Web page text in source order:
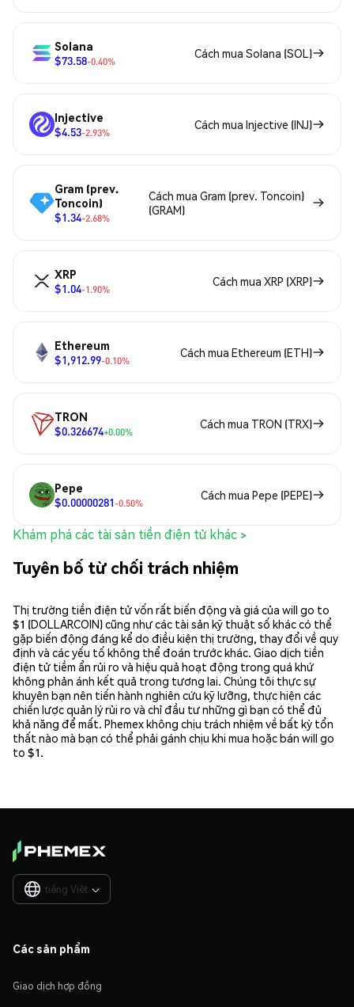
Solana
$73.58-0.40%
Cách mua Solana (SOL)
Injective
$4.53-2.93%
Cách mua Injective (INJ)
Gram (prev.
Toncoin)
$1.34-2.68%
Cách mua Gram (prev. Toncoin)
(GRAM)
XRP
$1.04-1.90%
Cách mua XRP (XRP)
Ethereum
$1,912.99-0.10%
Cách mua Ethereum (ETH)
TRON
$0.326674+0.00%
Cách mua TRON (TRX)
Pepe
$0.00000281-0.50%
Cách mua Pepe (PEPE)
Khám phá các tài sản tiền điện tử khác >
Tuyên bố từ chối trách nhiệm
Thị trường tiền điện tử vốn rất biến động và giá của will go to
$1 (DOLLARCOIN) cũng như các tài sản kỹ thuật số khác có thể
gặp biến động đáng kể do điều kiện thị trường, thay đổi về quy
định và các yếu tố không thể đoán trước khác. Giao dịch tiền
điện tử tiềm ẩn rủi ro và hiệu quả hoạt động trong quá khứ
không phản ánh kết quả trong tương lai. Chúng tôi thực sự
khuyên bạn nên tiến hành nghiên cứu kỹ lưỡng, thực hiện các
chiến lược quản lý rủi ro và chỉ đầu tư những gì bạn có thể đủ
khả năng để mất. Phemex không chịu trách nhiệm về bất kỳ tổn
thất nào mà bạn có thể phải gánh chịu khi mua hoặc bán will go
to $1.
tiếng Việt 
Các sản phẩm
Giao dịch hợp đồng